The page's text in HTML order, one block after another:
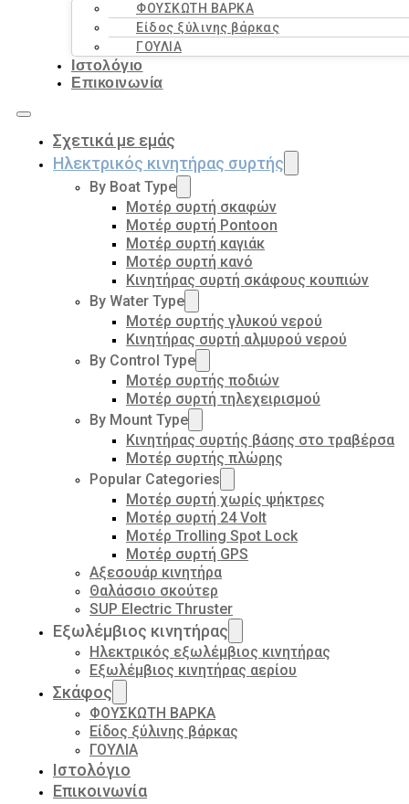
ΦΟΥΣΚΩΤΗ ΒΑΡΚΑ
Είδος ξύλινης βάρκας
ΓΟΥΛΙΑ
Ιστολόγιο
Επικοινωνία
Σχετικά με εμάς
Ηλεκτρικός κινητήρας συρτής
By Boat Type
Μοτέρ συρτή σκαφών
Μοτέρ συρτή Pontoon
Μοτέρ συρτή καγιάκ
Μοτέρ συρτή κανό
Κινητήρας συρτή σκάφους κουπιών
By Water Type
Μοτέρ συρτής γλυκού νερού
Κινητήρας συρτή αλμυρού νερού
By Control Type
Μοτέρ συρτής ποδιών
Μοτέρ συρτή τηλεχειρισμού
By Mount Type
Κινητήρας συρτής βάσης στο τραβέρσα
Μοτέρ συρτής πλώρης
Popular Categories
Μοτέρ συρτή χωρίς ψήκτρες
Μοτέρ συρτή 24 Volt
Μοτέρ Trolling Spot Lock
Μοτέρ συρτή GPS
Αξεσουάρ κινητήρα
Θαλάσσιο σκούτερ
SUP Electric Thruster
Εξωλέμβιος κινητήρας
Ηλεκτρικός εξωλέμβιος κινητήρας
Εξωλέμβιος κινητήρας αερίου
Σκάφος
ΦΟΥΣΚΩΤΗ ΒΑΡΚΑ
Είδος ξύλινης βάρκας
ΓΟΥΛΙΑ
Ιστολόγιο
Επικοινωνία